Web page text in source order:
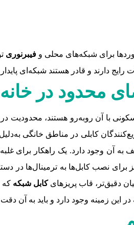
فیبرنوری
دارند و قادر هستند شبکه‌ای
با آن روبه‌رو هستند، محدودیت در
کابلی در مناطق خانگی
وجود دارد. یک راهکار برای غلبه
برای نصب کابل‌ها به ترمینال‌ها
دقیق‌تر، قاب پریزهایکابل شبکه که
این زمینه وجود دارد و باید به